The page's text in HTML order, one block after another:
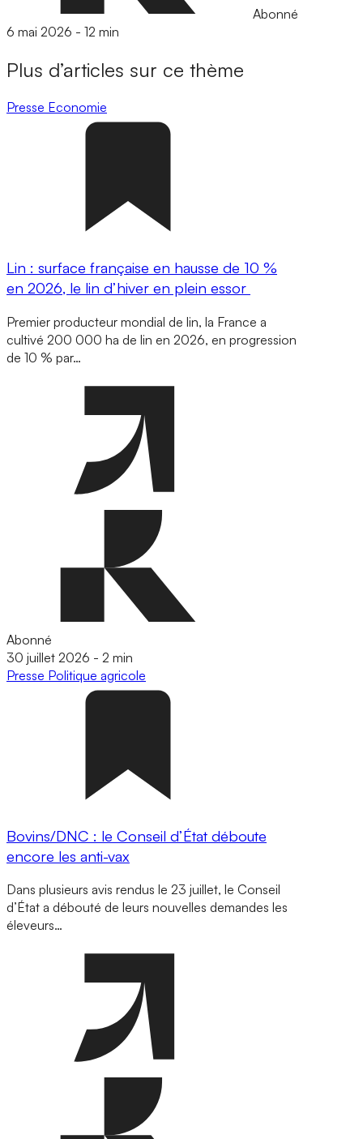
Abonné
6 mai 2026 - 12 min
Plus d’articles sur ce thème
Presse Economie
Lin : surface française en hausse de 10 %
en 2026, le lin d’hiver en plein essor
Premier producteur mondial de lin, la France a
cultivé 200 000 ha de lin en 2026, en progression
de 10 % par…
Abonné
30 juillet 2026 - 2 min
Presse Politique agricole
Bovins/DNC : le Conseil d’État déboute
encore les anti-vax
Dans plusieurs avis rendus le 23 juillet, le Conseil
d’État a débouté de leurs nouvelles demandes les
éleveurs…